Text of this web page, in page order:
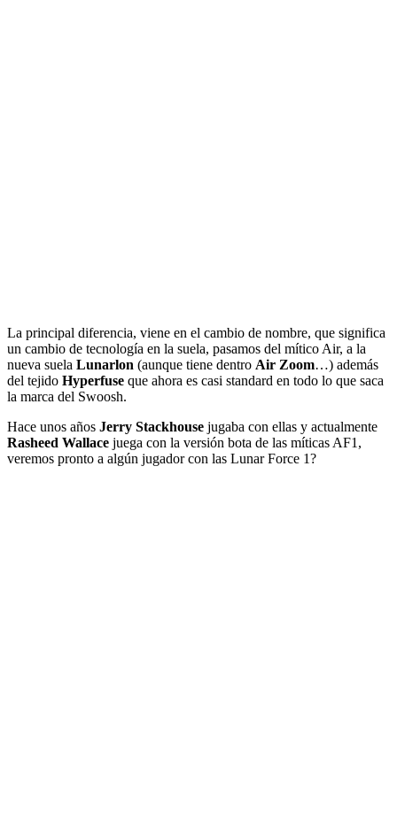
La principal diferencia, viene en el cambio de nombre, que significa
un cambio de tecnología en la suela, pasamos del mítico Air, a la
nueva suela Lunarlon (aunque tiene dentro Air Zoom…) además
del tejido Hyperfuse que ahora es casi standard en todo lo que saca
la marca del Swoosh.
Hace unos años Jerry Stackhouse jugaba con ellas y actualmente
Rasheed Wallace juega con la versión bota de las míticas AF1,
veremos pronto a algún jugador con las Lunar Force 1?